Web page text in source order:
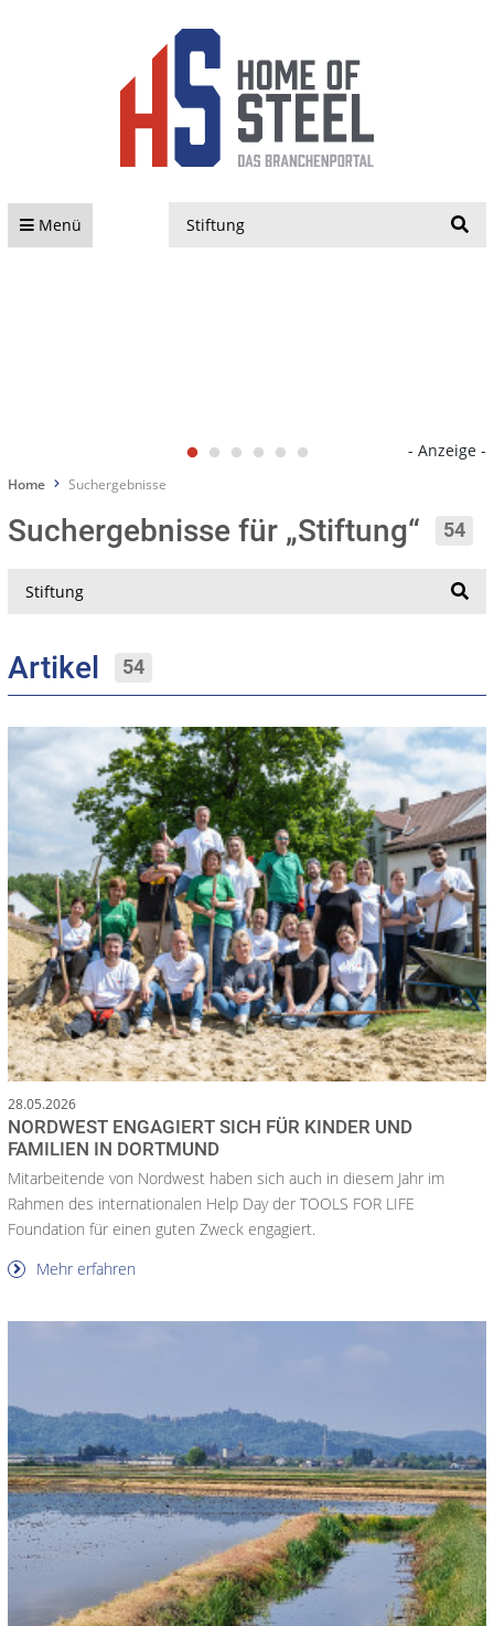
Menü
- Anzeige -
Home Suchergebnisse
Suchergebnisse für „Stiftung“ 54
Artikel 54
28.05.2026
NORDWEST ENGAGIERT SICH FÜR KINDER UND
FAMILIEN IN DORTMUND
Mitarbeitende von Nordwest haben sich auch in diesem Jahr im
Rahmen des internationalen Help Day der TOOLS FOR LIFE
Foundation für einen guten Zweck engagiert.
Mehr erfahren